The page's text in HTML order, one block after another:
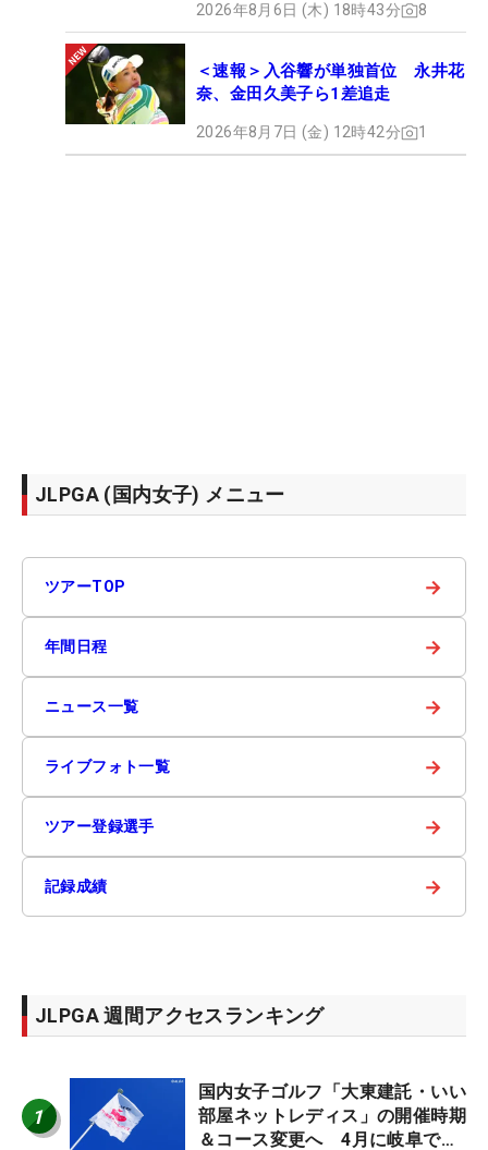
2026年8月6日 (木) 18時43分 8
＜速報＞入谷響が単独首位 永井花
奈、金田久美子ら1差追走
2026年8月7日 (金) 12時42分 1
JLPGA (国内女子) メニュー
ツアーTOP →
年間日程 →
ニュース一覧 →
ライブフォト一覧 →
ツアー登録選手 →
記録成績 →
JLPGA 週間アクセスランキング
1
国内女子ゴルフ「大東建託・いい
部屋ネットレディス」の開催時期
＆コース変更へ 4月に岐阜で開